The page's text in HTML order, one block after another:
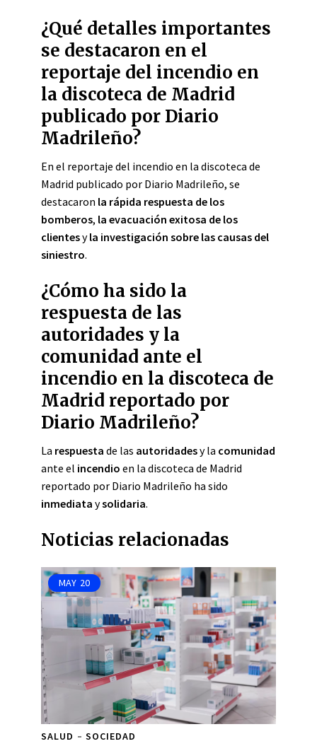
¿Qué detalles importantes
se destacaron en el
reportaje del incendio en
la discoteca de Madrid
publicado por Diario
Madrileño?
En el reportaje del incendio en la discoteca de
Madrid publicado por Diario Madrileño, se
destacaron la rápida respuesta de los
bomberos, la evacuación exitosa de los
clientesyla investigación sobre las causas del
siniestro.
¿Cómo ha sido la
respuesta de las
autoridades y la
comunidad ante el
incendio en la discoteca de
Madrid reportado por
Diario Madrileño?
La respuesta de las autoridadesy la comunidad
ante el incendio en la discoteca de Madrid
reportado por Diario Madrileño ha sido
inmediata ysolidaria.
Noticias relacionadas
MAY 20
SALUD SOCIEDAD